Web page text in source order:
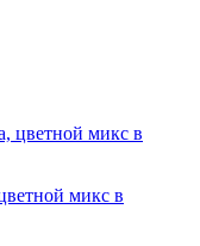
микс в